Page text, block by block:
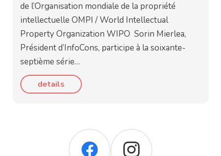
de l’Organisation mondiale de la propriété
intellectuelle OMPI / World Intellectual
Property Organization WIPO Sorin Mierlea,
Président d’InfoCons, participe à la soixante-
septième série…
details